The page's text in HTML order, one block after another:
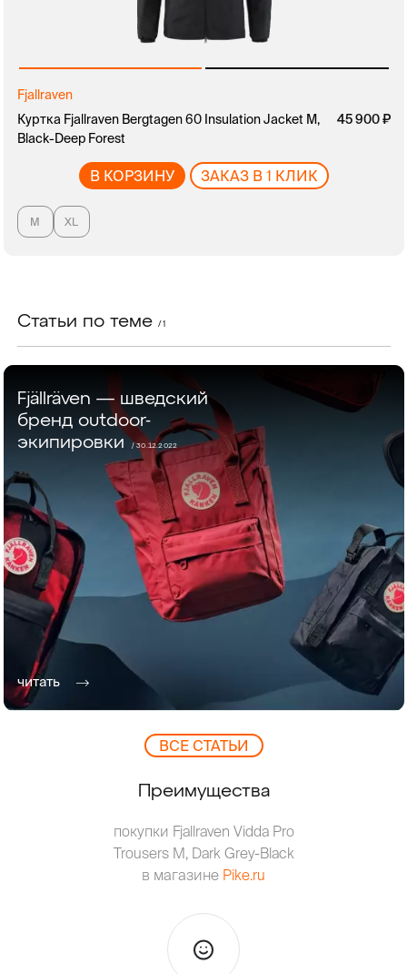
Fjallraven
Куртка Fjallraven Bergtagen 60 Insulation Jacket M,
Black-Deep Forest
45 900
В КОРЗИНУ ЗАКАЗ В 1 КЛИК
M XL
руб.
Статьи по теме / 1
Fjällräven — шведский
бренд outdoor-
экипировки / 30.12.2022
читать
ВCЕ СТАТЬИ
Преимущества
покупки Fjallraven Vidda Pro
Trousers M, Dark Grey-Black
в магазине Pike.ru